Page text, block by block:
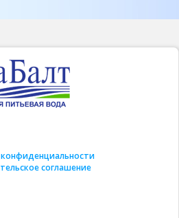
соглашение